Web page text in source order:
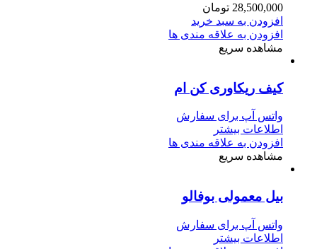
28,500,000 تومان
افزودن به سبد خرید
افزودن به علاقه مندی ها
مشاهده سریع
کیف ریکاوری کن ام
واتس آپ برای سفارش
اطلاعات بیشتر
افزودن به علاقه مندی ها
مشاهده سریع
بیل معمولی بوفالو
واتس آپ برای سفارش
اطلاعات بیشتر